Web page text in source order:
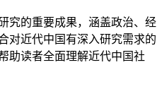
究的重要成果，涵盖政治、经
对近代中国有深入研究需求的
助读者全面理解近代中国社